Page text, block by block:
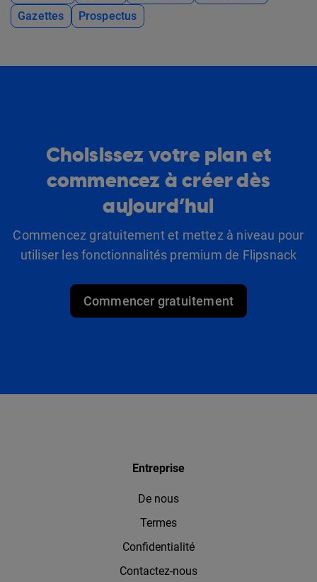
Gazettes
Prospectus
Choisissez votre plan et
commencez à créer dès
aujourd’hui
Commencez gratuitement et mettez à niveau pour
utiliser les fonctionnalités premium de Flipsnack
Commencer gratuitement
Entreprise
De nous
Termes
Confidentialité
Contactez-nous